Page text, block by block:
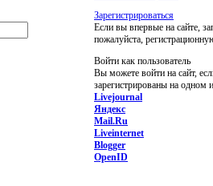
Зарегистрироваться
Если вы впервые на сайте,
пожалуйста,
Войти как пользователь
Вы можете войти на сайт,
зарегистрированы на одном
Livejournal
Яндекс
Mail.Ru
Liveinternet
Blogger
OpenID